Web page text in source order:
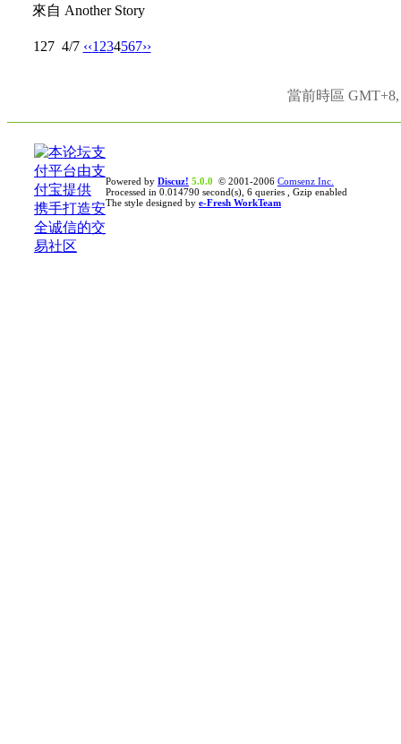
來自 Another Story
127 4/7 ‹‹1 234567››
當前時區
Powered by Discuz! 5.0.0 © 2001-2006 Comsenz Inc.
Processed in 0.014790 second(s), 6 queries , Gzip enabled
The style designed by e-Fresh WorkTeam